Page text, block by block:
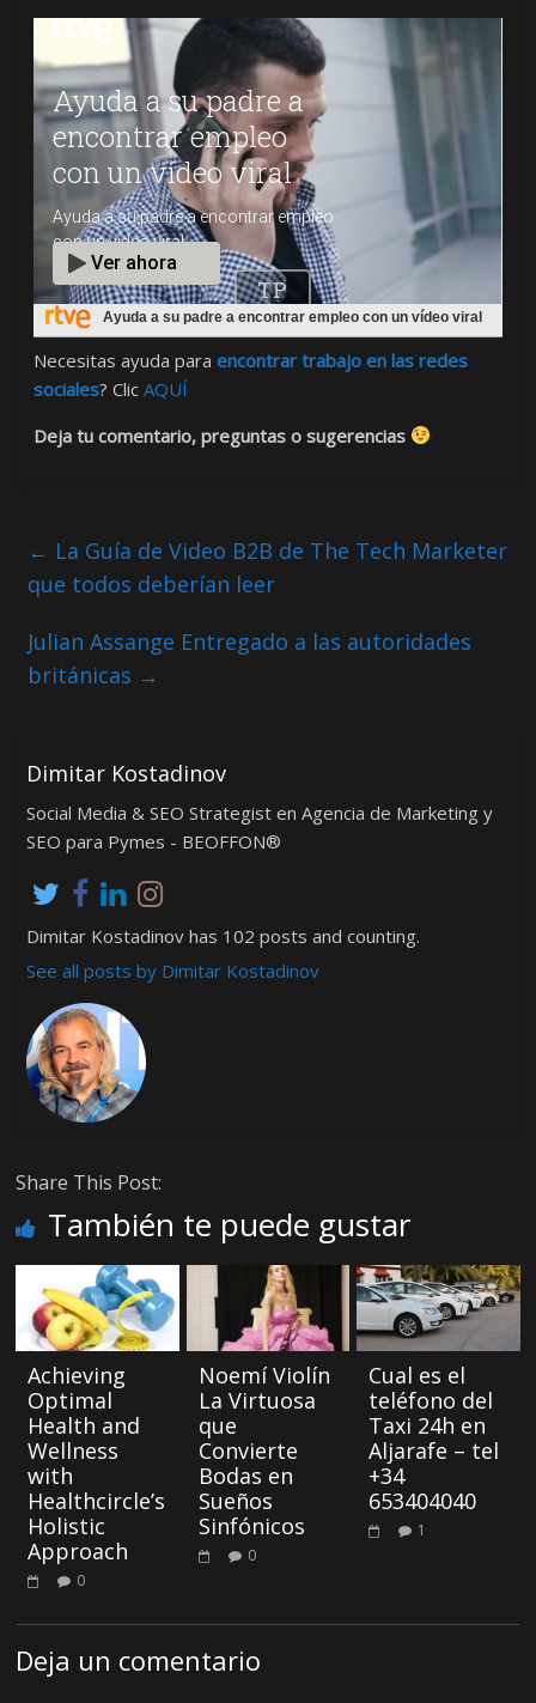
Ayuda a su padre a encontrar empleo con un vídeo viral
Necesitas ayuda paraencontrar trabajo en las redes
sociales? ClicAQUÍ
Deja tu comentario, preguntas o sugerencias
← La Guía de Video B2B de The Tech Marketer
que todos deberían leer
Julian Assange Entregado a las autoridades
británicas →
Dimitar Kostadinov
Social Media & SEO Strategist en Agencia de Marketing y
SEO para Pymes - BEOFFON®
Dimitar Kostadinov has 102 posts and counting.
See all posts by Dimitar Kostadinov
Share This Post:
También te puede gustar
Achieving
Optimal
Health and
Wellness
with
Healthcircle’s
Holistic
Approach
0
Noemí Violín
La Virtuosa
que
Convierte
Bodas en
Sueños
Sinfónicos
0
Cual es el
teléfono del
Taxi 24h en
Aljarafe – tel
+34
653404040
1
Deja un comentario